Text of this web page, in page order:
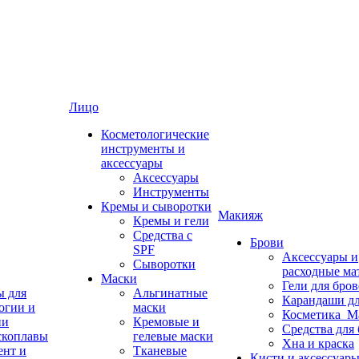
для
и
и
Лицо
Косметологические
инструменты и
аксессуары
Аксессуары
Инструменты
Кремы и сыворотки
Кремы и гели
Средства с
SPF
Сыворотки
Маски
Альгинатные
маски
Кремовые и
гелевые маски
Тканевые
Макияж
Брови
Аксессуары и
расходные
Гели для
Карандаши
Средства для
Хна и краска